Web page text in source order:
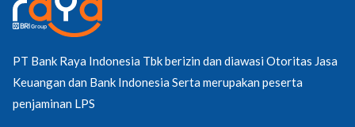
PT Bank Raya Indonesia Tbk berizin dan diawasi Otoritas Jasa
Keuangan dan Bank Indonesia Serta merupakan peserta
penjaminan LPS